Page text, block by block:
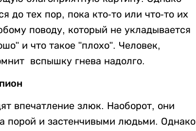
до тех пор, пока кто-то или что-то их
поводу, который не укладывается
и что такое "плохо". Человек,
вспышку гнева надолго.
впечатление злюк. Наоборот, они
и застенчивыми людьми. Однако